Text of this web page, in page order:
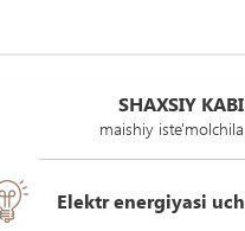
SHAXSIY
maishiy
Elektr energiyasi